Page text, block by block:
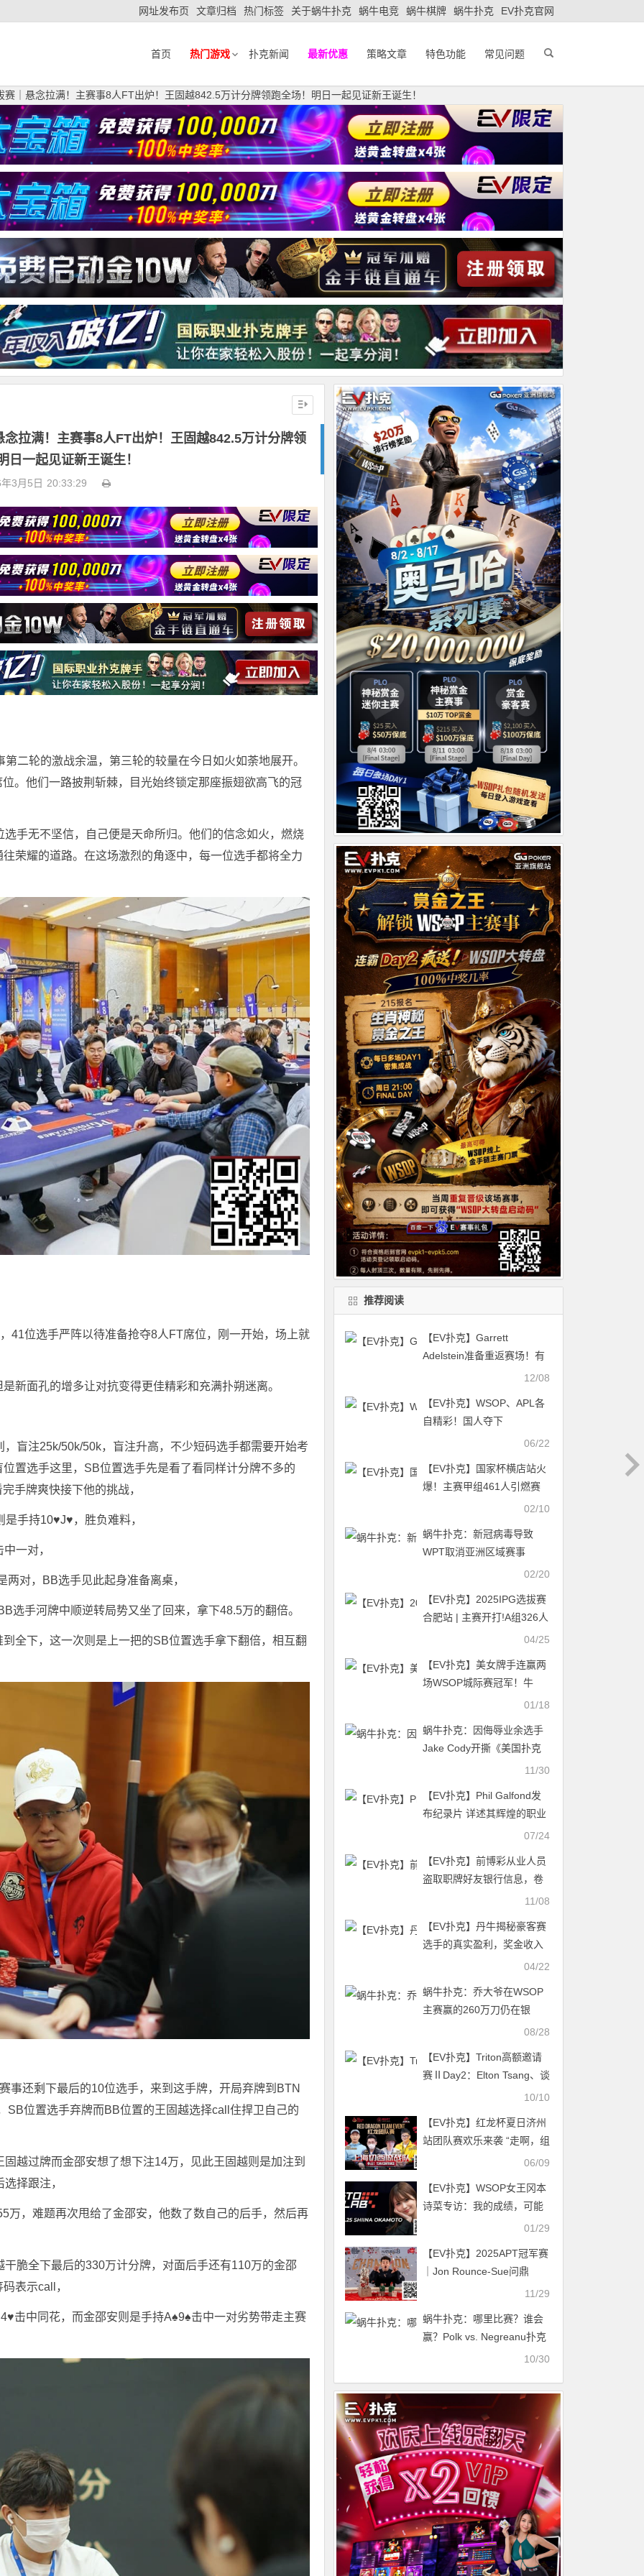
网址发布页 文章归档 热门标签 关于蜗牛扑克 蜗牛电竞 蜗牛棋牌 蜗牛扑克 EV扑克官网
首页 热门游戏 扑克新闻 最新优惠 策略文章 特色功能 常见问题
｜悬念拉满！主赛事8人FT出炉！王固越842.5万计分牌领跑全场！明日一起见证新王诞生！
拉满！主赛事8人FT出炉！王固越842.5万计分牌领
日一起见证新王诞生！
3月5日 20:33:29
二轮的激战余温，第三轮的较量在今日如火如荼地展开。
。他们一路披荆斩棘，目光始终锁定那座振翅欲高飞的冠
手无不坚信，自己便是天命所归。他们的信念如火，燃烧
荣耀的道路。在这场激烈的角逐中，每一位选手都将全力
41位选手严阵以待准备抢夺8人FT席位，刚一开始，场上就
新面孔的增多让对抗变得更佳精彩和充满扑朔迷离。
盲注25k/50k/50k，盲注升高，不少短码选手都需要开始考
置选手这里，SB位置选手先是看了看同样计分牌不多的
手牌爽快接下他的挑战，
手持10♥️J♥️，胜负难料，
一对，
对，BB选手见此起身准备离桌，
选手河牌中顺逆转局势又坐了回来，拿下48.5万的翻倍。
全下，这一次则是上一把的SB位置选手拿下翻倍，相互翻
事还剩下最后的10位选手，来到这手牌，开局弃牌到BTN
SB位置选手弃牌而BB位置的王固越选择call住捍卫自己的
越过牌而金邵安想了想下注14万，见此王固越则是加注到
择跟注，
万，难题再次甩给了金邵安，他数了数自己的后手，然后再
脆全下最后的330万计分牌，对面后手还有110万的金邵
表示call，
击中同花，而金邵安则是手持A♠️9♠️击中一对劣势带走主赛
推荐阅读
【EV扑克】Garrett
Adelstein准备重返赛场！有
外国网友表示：不欢迎！12/08
【EV扑克】WSOP、APL各
自精彩！国人夺下
WSOP#42冠军！迎端午粽
06/22
【EV扑克】国家杯横店站火
爆！主赛甲组461人引燃赛
场气氛，杨向辉坐拥373000
02/10
蜗牛扑克：新冠病毒导致
WPT取消亚洲区域赛事
02/20
【EV扑克】2025IPG选拔赛
合肥站 | 主赛开打!A组326人
参赛78人晋级，黄浩根38.5
冠军
04/25
【EV扑克】美女牌手连赢两
场WSOP城际赛冠军！牛
01/18
蜗牛扑克：因侮辱业余选手
Jake Cody开撕《美国扑克
11/30
【EV扑克】Phil Galfond发
布纪录片 详述其辉煌的职业
07/24
【EV扑克】前博彩从业人员
盗取职牌好友银行信息，卷
11/08
【EV扑克】丹牛揭秘豪客赛
选手的真实盈利，奖金收入
04/22
蜗牛扑克：乔大爷在WSOP
主赛赢的260万刀仍在银
08/28
【EV扑克】Triton高额邀请
赛ⅡDay2：Elton Tsang、谈
轩一落千丈 Andy Ni勇夺最
10/10
【EV扑克】红龙杯夏日济州
站团队赛欢乐来袭 “走啊，组
06/09
【EV扑克】WSOP女王冈本
诗菜专访：我的成绩，可能
让大家误会了扑克这个游戏
01/29
【EV扑克】2025APT冠军赛
｜Jon Rounce-Sue问鼎
Natural8杯冠军赛！斩获750
生涯最高奖金！
11/29
蜗牛扑克：哪里比赛？谁会
赢？Polk vs. Negreanu扑克
10/30